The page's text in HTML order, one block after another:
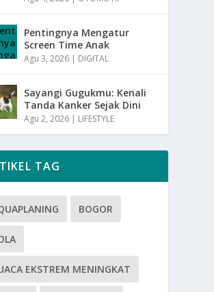
Pentingnya Mengatur
Screen Time Anak
Agu 3, 2026 | DIGITAL
Sayangi Gugukmu: Kenali
Tanda Kanker Sejak Dini
Agu 2, 2026 | LIFESTYLE
TAG
BOGOR
EKSTREM MENINGKAT